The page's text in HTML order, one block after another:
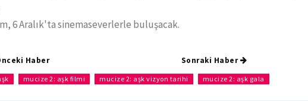
6 Aralık'ta sinemaseverlerle buluşacak.
Haber Sonraki Haber
mucize 2: aşk filmi mucize 2: aşk vizyon tarihi mucize 2: aşk gala